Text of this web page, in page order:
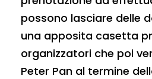
possono lasciare delle
una apposita casetta
organizzatori che poi
Peter Pan al termine